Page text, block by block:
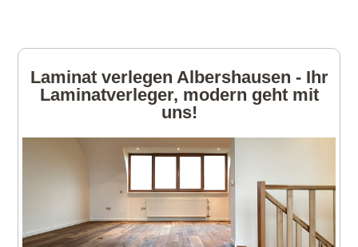
Laminat verlegen Albershausen - Ihr
Laminatverleger, modern geht mit
uns!